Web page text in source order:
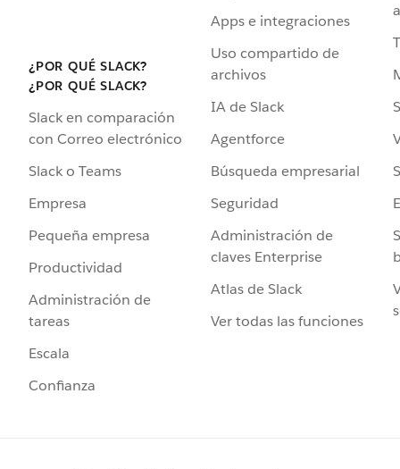
¿POR QUÉ SLACK?
¿POR QUÉ SLACK?
Slack en comparación
con Correo electrónico
Slack o Teams
Empresa
Pequeña empresa
Productividad
Administración de
tareas
Escala
Confianza
Apps e integraciones
Uso compartido de
archivos
IA de Slack
Agentforce
Búsqueda empresarial
Seguridad
Administración de
claves Enterprise
Atlas de Slack
Ver todas las funciones